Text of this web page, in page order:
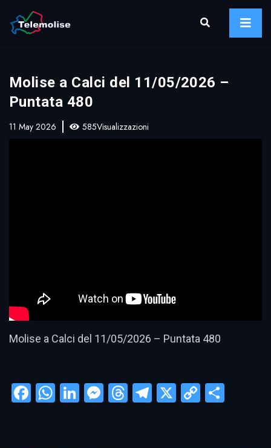
Molise a Calci del 11/05/2026 –
Puntata 480
11 May 2026 585Visualizzazioni
Molise a Calci del 11/05/2026 – Puntata 480
Facebook
WhatsApp
LinkedIn
Messenger
Threads
Telegram
X
Copy